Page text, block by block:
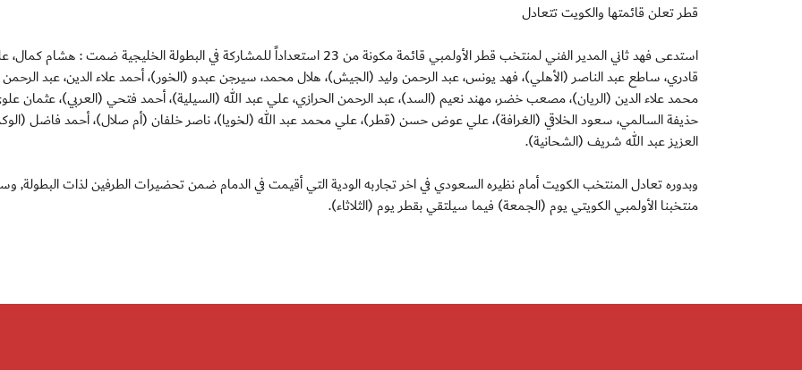
قطر تعلن قائمتها والكويت تتعادل
استدعى فهد ثاني المدير الفني لمنتخب قطر الأولمبي قائمة مكونة من 23 استعداداً للمشاركة في البطولة الخليجية ضمت : هشام
قادري، ساطع عبد الناصر (الأهلي)، فهد يونس، عبد الرحمن وليد (الجيش)، هلال محمد، سيرجن عبدو (الخور)، أحمد علاء الدين، عبد الرحمن
محمد علاء الدين (الريان)، مصعب خضر، مهند نعيم (السد)، عبد الرحمن الحرازي، علي عبد الله (السيلية)، أحمد فتحي (العربي)، عثمان
حذيفة السالمي، سعود الخلاقي (الغرافة)، علي عوض حسن (قطر)، علي محمد عبد الله (لخويا)، ناصر خلفان (أم صلال)، أحمد فاضل
العزيز عبد الله شريف (الشحانية).
وبدوره تعادل المنتخب الكويت أمام نظيره السعودي في اخر تجاربه الودية التي أقيمت في الدمام ضمن تحضيرات الطرفين لذات البطولة,
منتخبنا الأولمبي الكويتي يوم (الجمعة) فيما سيلتقي بقطر يوم (الثلاثاء).